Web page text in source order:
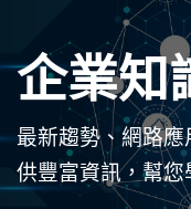
企業知
最新趨勢、網路
供豐富資訊，幫